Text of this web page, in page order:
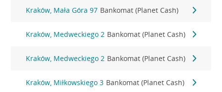
Kraków, Mała Góra 97 Bankomat (Planet Cash)
Kraków, Medweckiego 2 Bankomat (Planet Cash)
Kraków, Medweckiego 2 Bankomat (Planet Cash)
Kraków, Miłkowskiego 3 Bankomat (Planet Cash)